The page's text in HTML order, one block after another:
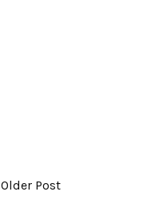
Older Post